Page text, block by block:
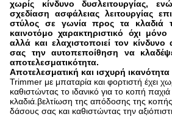
χωρίς κίνδυνο δυσλειτουργίας,
σχεδίαση ασφάλειας λειτουργίας
στύλος σε γωνία προς τα κλαδιά
καινοτόμο χαρακτηριστικό όχι μόνο
αλλά και ελαχιστοποιεί τον κίνδυνο
σας την αυτοπεποίθηση να
αποτελεσματικότητα.
Αποτελεσματική και ισχυρή
Trimmer με μπαταρία και φορτιστή έχει
καθιστώντας το ιδανικό για το κοπή παχιά
κλαδιά.βελτίωση της απόδοσης της
δάσους σας και καθιστώντας την